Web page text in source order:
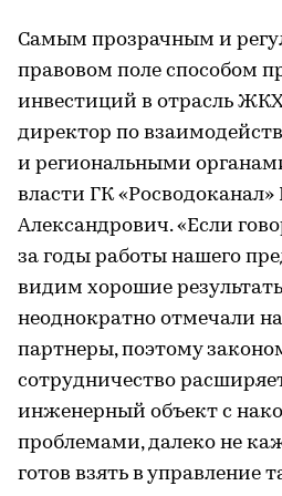
Самым прозрачным и
правовом поле способом
инвестиций в отрасль
директор по
и региональными
власти ГК «Росводоканал»
Александрович. «Если
за годы работы нашего
видим хорошие
неоднократно отмечали
партнеры, поэтому
сотрудничество
инженерный объект с
проблемами, далеко не
готов взять в управление